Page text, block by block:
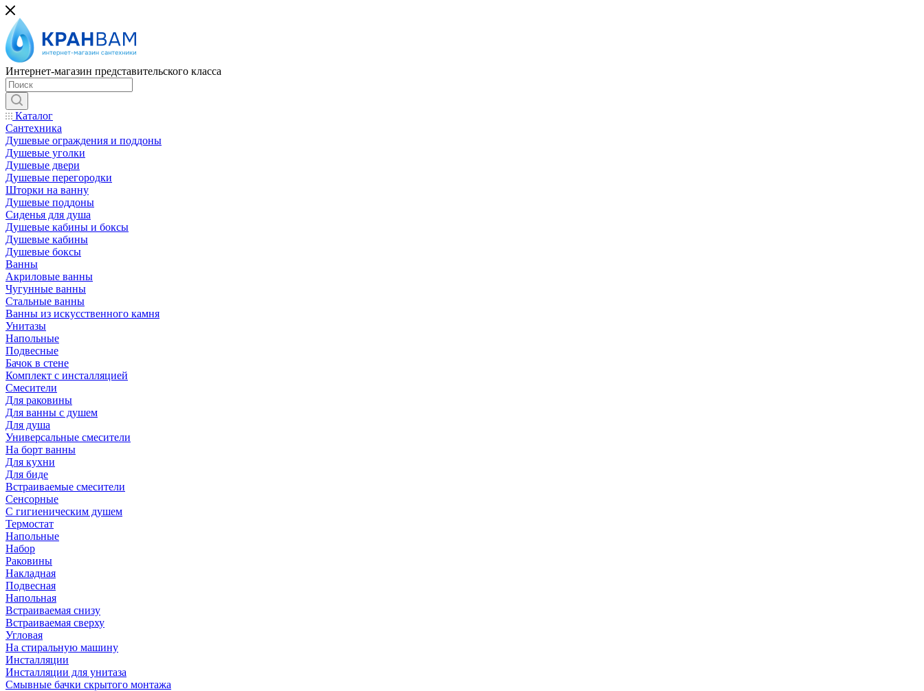
Интернет-магазин представительского класса
Каталог
Сантехника
Душевые ограждения и поддоны
Душевые уголки
Душевые двери
Душевые перегородки
Шторки на ванну
Душевые поддоны
Сиденья для душа
Душевые кабины и боксы
Душевые кабины
Душевые боксы
Ванны
Акриловые ванны
Чугунные ванны
Стальные ванны
Ванны из искусственного камня
Унитазы
Напольные
Подвесные
Бачок в стене
Комплект с инсталляцией
Смесители
Для раковины
Для ванны с душем
Для душа
Универсальные смесители
На борт ванны
Для кухни
Для биде
Встраиваемые смесители
Сенсорные
С гигиеническим душем
Термостат
Напольные
Набор
Раковины
Накладная
Подвесная
Напольная
Встраиваемая снизу
Встраиваемая сверху
Угловая
На стиральную машину
Инсталляции
Инсталляции для унитаза
Смывные бачки скрытого монтажа